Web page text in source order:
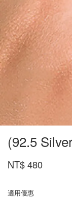
(92.5
NT$ 480
適用優惠